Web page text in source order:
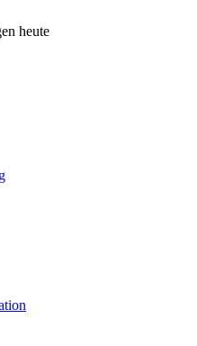
heute